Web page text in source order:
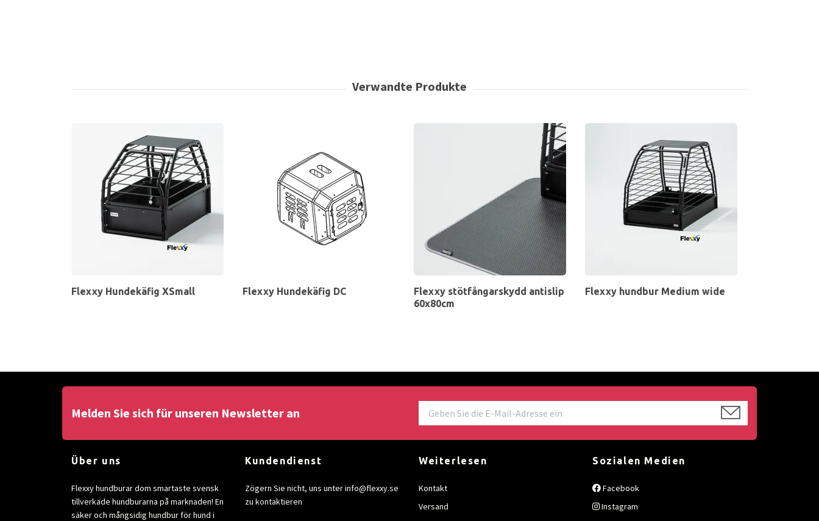
Flexxy Hundekäfig XSmall Flexxy Hundekäfig DC
Flexxy stötfångarskydd antislip
60x80cm
Flexxy hundbur Medium wide
Melden Sie sich für unseren Newsletter an
Über uns
Flexxy hundburar dom smartaste svensk
tillverkade hundburarna på marknaden! En
säker och mångsidig hundbur för hund i
Kundendienst
Zögern Sie nicht, uns unterinfo@flexxy.se
zu kontaktieren
Weiterlesen
Kontakt
Versand
Sozialen Medien
Facebook
Instagram